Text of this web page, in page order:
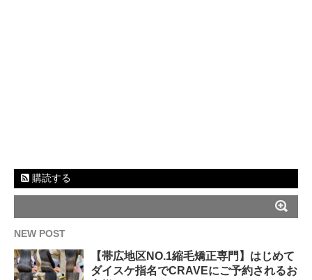
購読する
NEW POST
【帯広地区NO.1縮毛矯正専門】はじめて
ダイスケ指名でCRAVEにご予約されるお